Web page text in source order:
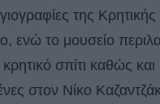
της
ενώ το μουσείο
σπίτι καθώς
στον Νίκο